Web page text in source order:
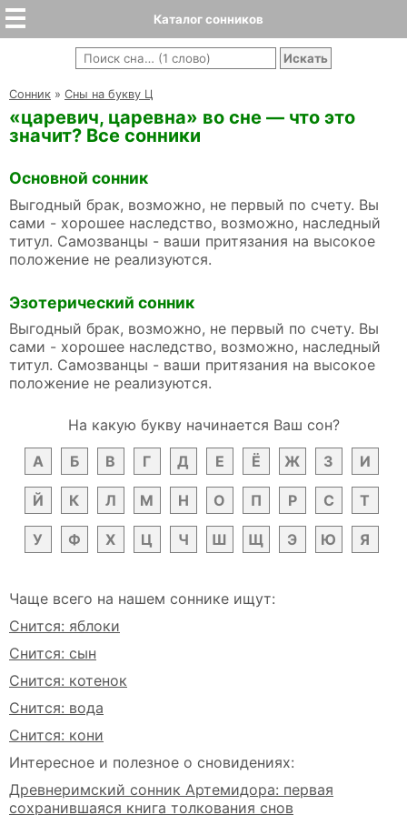
Каталог сонников
Cонник » Сны на букву Ц
«царевич, царевна» во сне — что это
значит? Все сонники
Основной сонник
Выгодный брак, возможно, не первый по счету. Вы
сами - хорошее наследство, возможно, наследный
титул. Самозванцы - ваши притязания на высокое
положение не реализуются.
Эзотерический сонник
Выгодный брак, возможно, не первый по счету. Вы
сами - хорошее наследство, возможно, наследный
титул. Самозванцы - ваши притязания на высокое
положение не реализуются.
На какую букву начинается Ваш сон?
А
Б В Г Д Е Ё Ж З И
Й К Л М Н О П Р С Т
У Ф Х Ц Ч Ш Щ Э Ю Я
Чаще всего на нашем соннике ищут:
Снится: яблоки
Снится: сын
Снится: котенок
Снится: вода
Снится: кони
Интересное и полезное о сновидениях:
Древнеримский сонник Артемидора: первая
сохранившаяся книга толкования снов